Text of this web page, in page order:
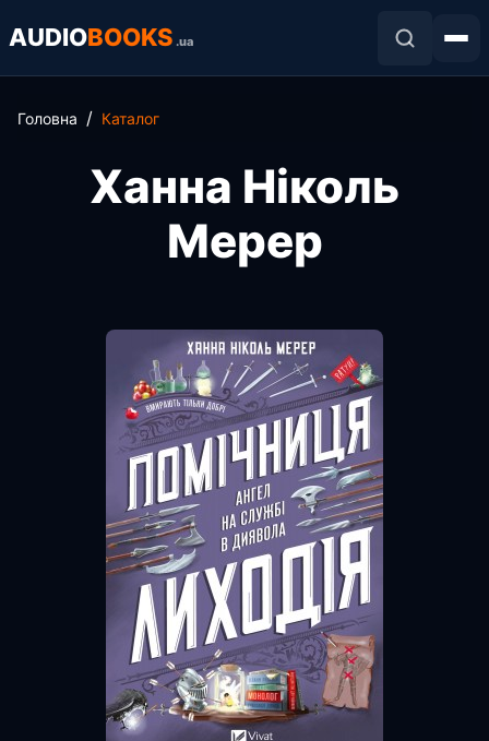
AUDIOBOOKS .ua
Головна Каталог
Ханна Ніколь
Мерер